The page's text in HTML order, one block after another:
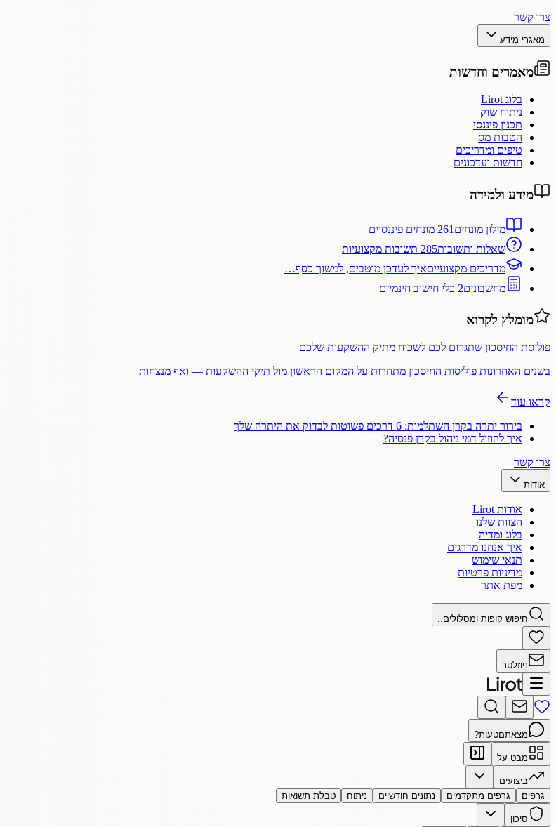
צרו קשר
מאגרי מידע
מאמרים וחדשות
בלוג Lirot
ניתוח שוק
תכנון פיננסי
הטבות מס
טיפים ומדריכים
חדשות ועדכונים
מידע ולמידה
מילון מונחים 261 מונחים פיננסיים
שאלות ותשובות285 תשובות מקצועיות
מדריכים מקצועייםאיך לעדכן מוטבים, למשוך כסף…
מחשבונים2 כלי חישוב חינמיים
מומלץ לקרוא
פוליסת החיסכון שתגרום לכם לשכוח מתיק ההשקעות שלכם
בשנים האחרונות פוליסות החיסכון מתחרות על המקום הראשון מול תיקי ההשקעות — ואף מנצחות
קראו עוד
בירור יתרה בקרן השתלמות: 6 דרכים פשוטות לבדוק את היתרה שלך
איך להוזיל דמי ניהול בקרן פנסיה?
צרו קשר
אודות
אודות Lirot
הצוות שלנו
בלוג ומדיה
איך אנחנו מדרגים
תנאי שימוש
מדיניות פרטיות
מפת אתר
חיפוש קופות ומסלולים..
ניוזלטר
מצאתםטעות?
מבט על
ביצועים
גרפים
גרפים מתקדמים נתונים חודשיים ניתוח טבלת תשואות
סיכון